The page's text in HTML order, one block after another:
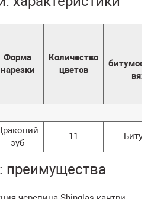
Форма
нарезки
Количество
цветов
зуб
11
преимущества